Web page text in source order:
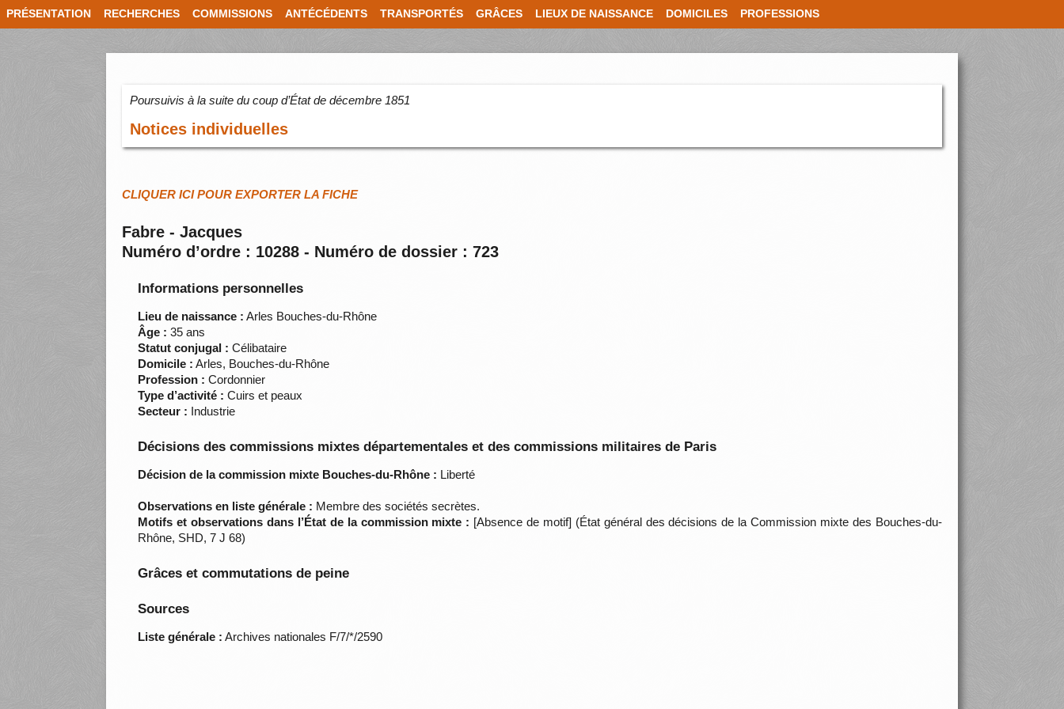
PRÉSENTATION RECHERCHES COMMISSIONS ANTÉCÉDENTS TRANSPORTÉS GRÂCES LIEUX DE NAISSANCE DOMICILES PROFESSIONS
Poursuivis à la suite du coup d’État de décembre 1851
Notices individuelles
CLIQUER ICI POUR EXPORTER LA FICHE
Fabre - Jacques
Numéro d’ordre : 10288 - Numéro de dossier : 723
Informations personnelles
Lieu de naissance : Arles Bouches-du-Rhône
Âge : 35 ans
Statut conjugal : Célibataire
Domicile : Arles, Bouches-du-Rhône
Profession : Cordonnier
Type d’activité : Cuirs et peaux
Secteur : Industrie
Décisions des commissions mixtes départementales et des commissions militaires de Paris
Décision de la commission mixte Bouches-du-Rhône : Liberté
Observations en liste générale : Membre des sociétés secrètes.
Motifs et observations dans l’État de la commission mixte : [Absence de motif] (État général des décisions de la Commission mixte des Bouches-du-
Rhône, SHD, 7 J 68)
Grâces et commutations de peine
Sources
Liste générale : Archives nationales F/7/*/2590